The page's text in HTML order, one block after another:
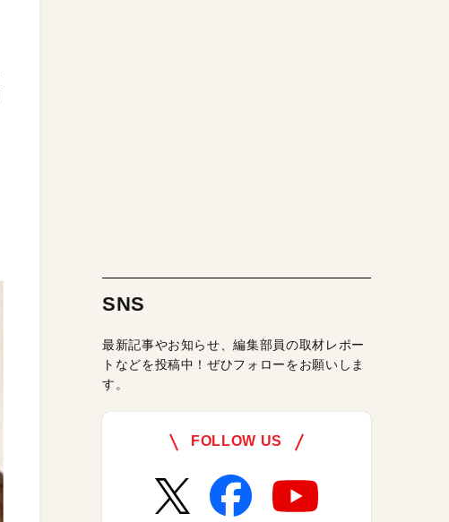
SNS
最新記事やお知らせ、編集部員の取材レポー
トなどを投稿中！ぜひフォローをお願いしま
す。
FOLLOW US